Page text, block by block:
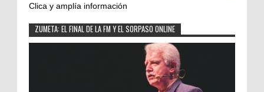
Clica y amplía información
ZUMETA: EL FINAL DE LA FM Y EL SORPASO ONLINE